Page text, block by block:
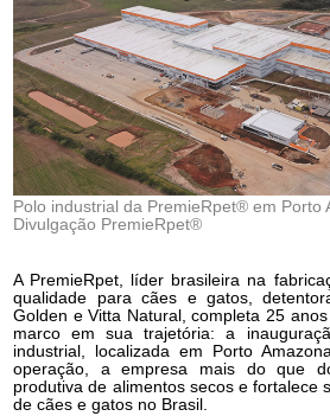
Polo industrial da PremieRpet® em Porto
Divulgação PremieRpet®
A PremieRpet, líder brasileira na
qualidade para cães e gatos,
Golden e Vitta Natural, completa 25
marco em sua trajetória: a
industrial, localizada em Porto
operação, a empresa mais do que
produtiva de alimentos secos e fortalece
de cães e gatos no Brasil.